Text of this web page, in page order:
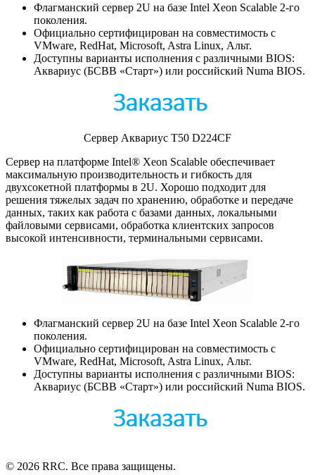
Флагманский сервер 2U на базе Intel Xeon Scalable 2-го
поколения.
Официально сертифицирован на совместимость с
VMware, RedHat, Microsoft, Astra Linux, Альт.
Доступны варианты исполнения с различными BIOS:
Аквариус (БСВВ «Старт») или российский Numa BIOS.
Сервер Аквариус T50 D224CF
Сервер на платформе Intel® Xeon Scalable обеспечивает
максимальную производительность и гибкость для
двухсокетной платформы в 2U. Хорошо подходит для
решения тяжелых задач по хранению, обработке и передаче
данных, таких как работа с базами данных, локальными
файловыми сервисами, обработка клиентских запросов
высокой интенсивности, терминальными сервисами.
Флагманский сервер 2U на базе Intel Xeon Scalable 2-го
поколения.
Официально сертифицирован на совместимость с
VMware, RedHat, Microsoft, Astra Linux, Альт.
Доступны варианты исполнения с различными BIOS:
Аквариус (БСВВ «Старт») или российский Numa BIOS.
© 2026 RRC. Все права защищены.